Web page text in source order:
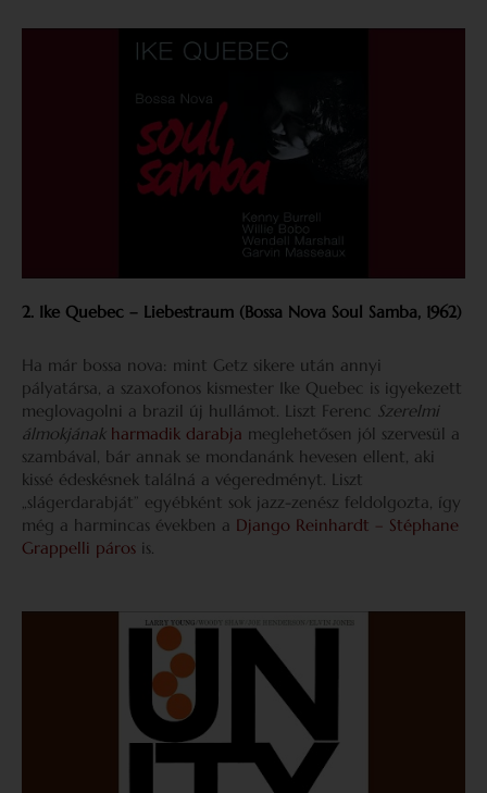
2. Ike Quebec – Liebestraum (Bossa Nova Soul Samba, 1962)
Ha már bossa nova: mint Getz sikere után annyi
pályatársa, a szaxofonos kismester Ike Quebec is igyekezett
meglovagolni a brazil új hullámot. Liszt Ferenc Szerelmi
álmokjának harmadik darabja meglehetősen jól szervesül a
szambával, bár annak se mondanánk hevesen ellent, aki
kissé édeskésnek találná a végeredményt. Liszt
„slágerdarabját” egyébként sok jazz-zenész feldolgozta, így
még a harmincas években a Django Reinhardt – Stéphane
Grappelli páros is.